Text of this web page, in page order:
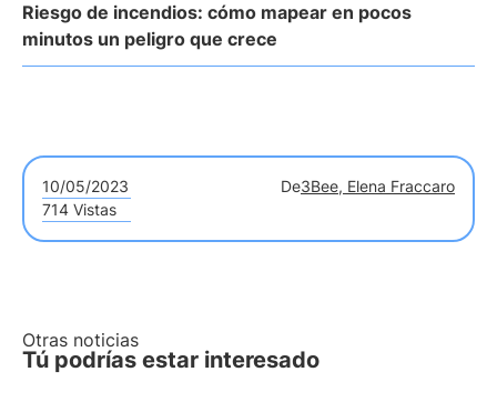
Riesgo de incendios: cómo mapear en pocos
minutos un peligro que crece
10/05/2023 De3Bee, Elena Fraccaro
714 Vistas
Otras noticias
Tú podrías estar interesado